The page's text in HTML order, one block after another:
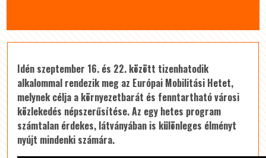
Idén szeptember 16. és 22. között tizenhatodik
alkalommal rendezik meg az Európai Mobilitási Hetet,
melynek célja a környezetbarát és fenntartható városi
közlekedés népszerűsítése. Az egy hetes program
számtalan érdekes, látványában is különleges élményt
nyújt mindenki számára.